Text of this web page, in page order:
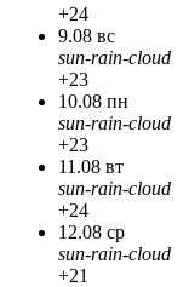
+24
9.08 вс
sun-rain-cloud
+23
10.08 пн
sun-rain-cloud
+23
11.08 вт
sun-rain-cloud
+24
12.08 ср
sun-rain-cloud
+21